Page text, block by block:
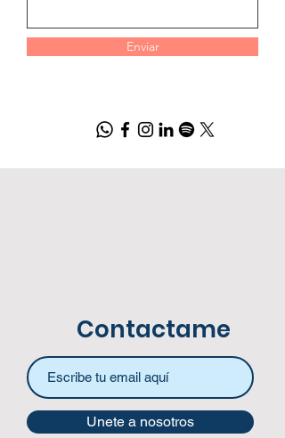
Enviar
Contactame
Unete a nosotros